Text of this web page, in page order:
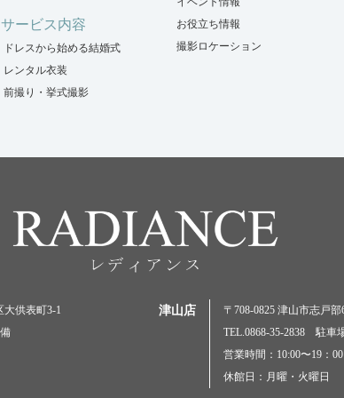
サービス内容
ドレスから始める結婚式
レンタル衣装
前撮り・挙式撮影
お役立ち情報
撮影ロケーション
大供表町3-1
津山店
〒708-0825 津山市志戸部
TEL.0868-35-2838 駐車
営業時間：10:00〜19：00
休館日：月曜・火曜日